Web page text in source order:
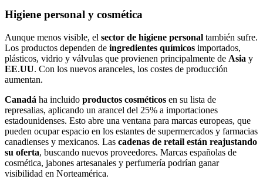
Higiene personal y cosmética
Aunque menos visible, el sector de higiene personal también sufre.
Los productos dependen de ingredientes químicos importados,
plásticos, vidrio y válvulas que provienen principalmente de Asia y
EE.UU. Con los nuevos aranceles, los costes de producción
aumentan.
Canadá ha incluido productos cosméticos en su lista de
represalias, aplicando un arancel del 25% a importaciones
estadounidenses. Esto abre una ventana para marcas europeas, que
pueden ocupar espacio en los estantes de supermercados y farmacias
canadienses y mexicanos. Las cadenas de retail están reajustando
su oferta, buscando nuevos proveedores. Marcas españolas de
cosmética, jabones artesanales y perfumería podrían ganar
visibilidad en Norteamérica.